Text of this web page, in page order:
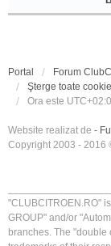
Portal Forum
Şterge toate
Ora este
Website realizat de -
Copyright 2003 - 2016
"CLUBCITROEN.RO"
GROUP" and/or
branches. The